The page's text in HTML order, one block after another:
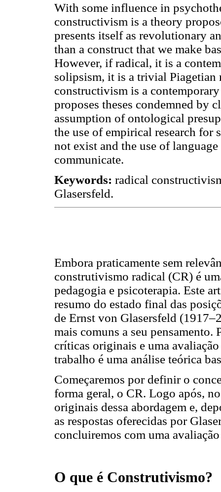
With some influence in
constructivism is a theory
presents itself as revolutionary
than a construct that we make
However, if radical, it is a
solipsism, it is a trivial Piagetian
constructivism is a
proposes theses condemned by
assumption of ontological
the use of empirical research
not exist and the use of
communicate.
Keywords: radical
Glasersfeld.
Embora praticamente sem
construtivismo radical (CR) é
pedagogia e psicoterapia. Este
resumo do estado final das
de Ernst von Glasersfeld
mais comuns a seu pensamento.
críticas originais e uma
trabalho é uma análise teórica
Começaremos por definir o
forma geral, o CR. Logo após,
originais dessa abordagem e,
as respostas oferecidas por
concluiremos com uma
O que é Construtivismo?